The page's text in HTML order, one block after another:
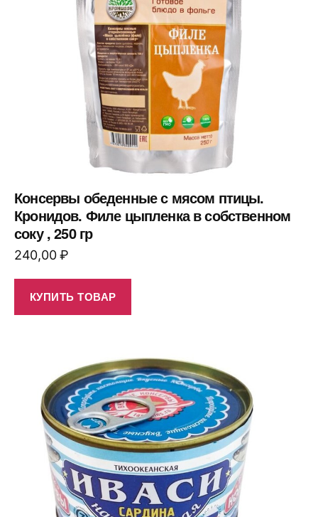
Консервы обеденные с мясом птицы.
Кронидов. Филе цыпленка в собственном
соку , 250 гр
240,00₽
КУПИТЬ ТОВАР